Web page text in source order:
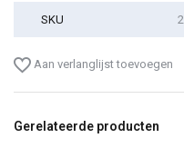
SKU
Aan verlanglijst toevoegen
Gerelateerde producten